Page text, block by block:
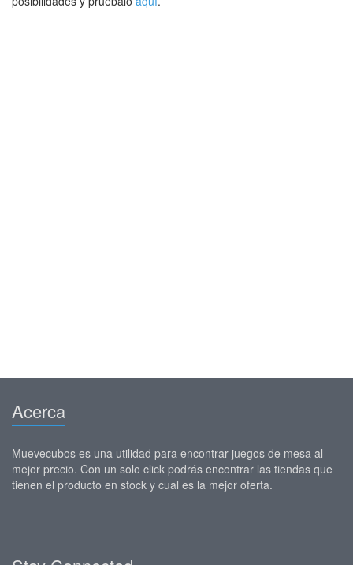
Acerca
Muevecubos es una utilidad para encontrar juegos de mesa al
mejor precio. Con un solo click podrás encontrar las tiendas que
tienen el producto en stock y cual es la mejor oferta.